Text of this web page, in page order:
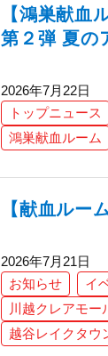
【鴻巣献血
第２弾 夏の
2026年7月22日
トップニュース
鴻巣献血ルーム
【献血ルー
2026年7月21日
お知らせ
イ
川越クレアモー
越谷レイクタウ